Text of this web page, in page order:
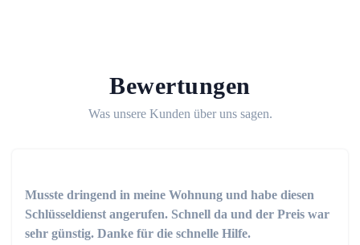
Bewertungen
Was unsere Kunden über uns sagen.
Musste dringend in meine Wohnung und habe diesen
Schlüsseldienst angerufen. Schnell da und der Preis war
sehr günstig. Danke für die schnelle Hilfe.